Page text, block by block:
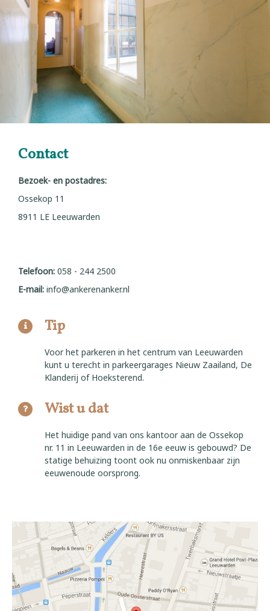
Nieuws
Over ons
Contact
Contact
Bezoek- en postadres:
Ossekop 11
8911 LE Leeuwarden
Telefoon: 058 - 244 2500
E-mail: info@ankerenanker.nl
Tip
Voor het parkeren in het centrum van Leeuwarden
kunt u terecht in parkeergarages Nieuw Zaailand, De
Klanderij of Hoeksterend.
Wist u dat
Het huidige pand van ons kantoor aan de Ossekop
nr. 11 in Leeuwarden in de 16e eeuw is gebouwd? De
statige behuizing toont ook nu onmiskenbaar zijn
eeuwenoude oorsprong.